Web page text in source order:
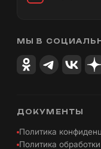
МЫ В
ДОКУМЕНТЫ
Политика
Политика